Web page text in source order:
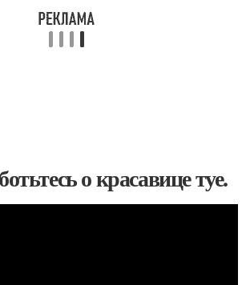
о красавице туе.